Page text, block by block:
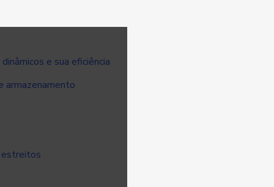
e sua eficiência
armazenamento
estreitos